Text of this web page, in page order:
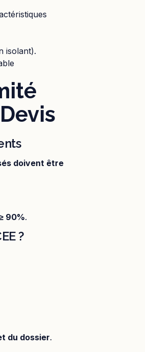
isolant).
doivent être
90%.
?
du dossier.